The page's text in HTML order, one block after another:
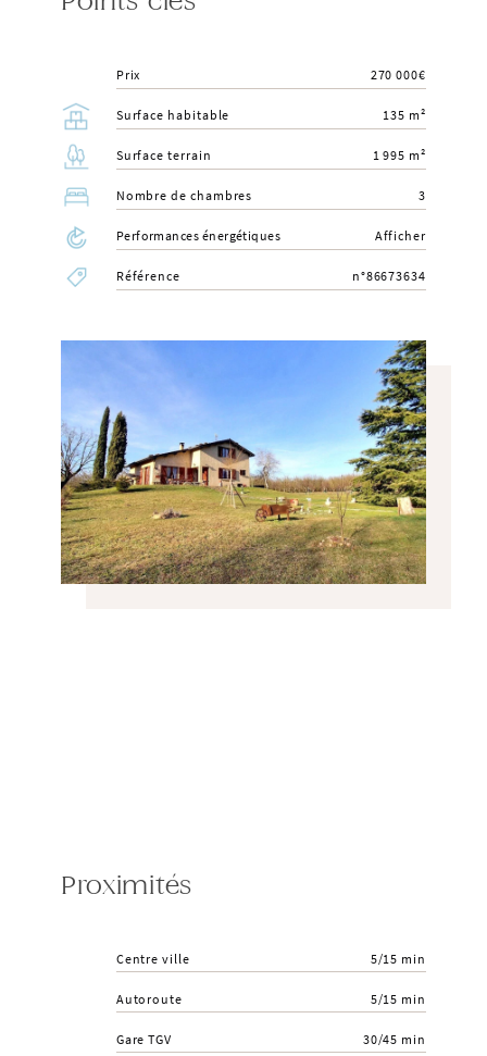
Prix 270 000€
Surface habitable 135 m²
Surface terrain 1 995 m²
Nombre de chambres 3
Performances énergétiques Afficher
Référence n°86673634
Proximités
Centre ville 5/15 min
Autoroute 5/15 min
Gare TGV 30/45 min